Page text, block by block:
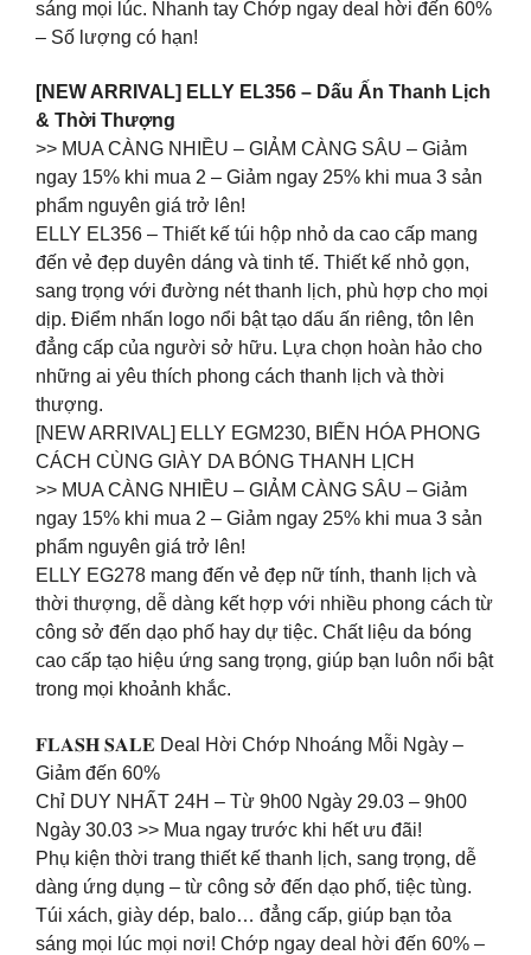
sáng mọi lúc. Nhanh tay Chớp ngay deal hời đến 60%
– Số lượng có hạn!
[NEW ARRIVAL] ELLY EL356 – Dấu Ấn Thanh Lịch
& Thời Thượng
>> MUA CÀNG NHIỀU – GIẢM CÀNG SÂU – Giảm
ngay 15% khi mua 2 – Giảm ngay 25% khi mua 3 sản
phẩm nguyên giá trở lên!
ELLY EL356 – Thiết kế túi hộp nhỏ da cao cấp mang
đến vẻ đẹp duyên dáng và tinh tế. Thiết kế nhỏ gọn,
sang trọng với đường nét thanh lịch, phù hợp cho mọi
dịp. Điểm nhấn logo nổi bật tạo dấu ấn riêng, tôn lên
đẳng cấp của người sở hữu. Lựa chọn hoàn hảo cho
những ai yêu thích phong cách thanh lịch và thời
thượng.
[NEW ARRIVAL] ELLY EGM230, BIẾN HÓA PHONG
CÁCH CÙNG GIÀY DA BÓNG THANH LỊCH
>> MUA CÀNG NHIỀU – GIẢM CÀNG SÂU – Giảm
ngay 15% khi mua 2 – Giảm ngay 25% khi mua 3 sản
phẩm nguyên giá trở lên!
ELLY EG278 mang đến vẻ đẹp nữ tính, thanh lịch và
thời thượng, dễ dàng kết hợp với nhiều phong cách từ
công sở đến dạo phố hay dự tiệc. Chất liệu da bóng
cao cấp tạo hiệu ứng sang trọng, giúp bạn luôn nổi bật
trong mọi khoảnh khắc.
𝐅𝐋𝐀𝐒𝐇 𝐒𝐀𝐋𝐄 Deal Hời Chớp Nhoáng Mỗi Ngày –
Giảm đến 60%
Chỉ DUY NHẤT 24H – Từ 9h00 Ngày 29.03 – 9h00
Ngày 30.03 >> Mua ngay trước khi hết ưu đãi!
Phụ kiện thời trang thiết kế thanh lịch, sang trọng, dễ
dàng ứng dụng – từ công sở đến dạo phố, tiệc tùng.
Túi xách, giày dép, balo… đẳng cấp, giúp bạn tỏa
sáng mọi lúc mọi nơi! Chớp ngay deal hời đến 60% –